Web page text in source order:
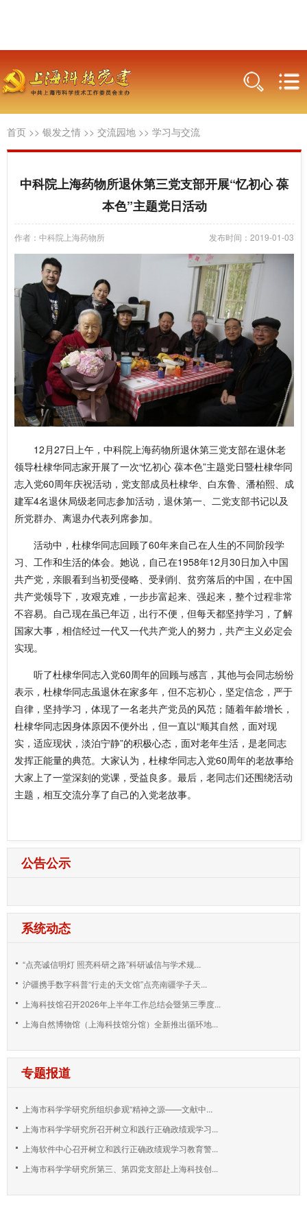
首页 >> 银发之情 >> 交流园地 >> 学习与交流
中科院上海药物所退休第三党支部开展“忆初心 葆
本色”主题党日活动
作者：中科院上海药物所 发布时间：2019-01-03
12月27日上午，中科院上海药物所退休第三党支部在退休老
领导杜棣华同志家开展了一次“忆初心 葆本色”主题党日暨杜棣华同
志入党60周年庆祝活动，党支部成员杜棣华、白东鲁、潘柏熙、成
建军4名退休局级老同志参加活动，退休第一、二党支部书记以及
所党群办、离退办代表列席参加。
活动中，杜棣华同志回顾了60年来自己在人生的不同阶段学
习、工作和生活的体会。她说，自己在1958年12月30日加入中国
共产党，亲眼看到当初受侵略、受剥削、贫穷落后的中国，在中国
共产党领导下，攻艰克难，一步步富起来、强起来，整个过程非常
不容易。自己现在虽已年迈，出行不便，但每天都坚持学习，了解
国家大事，相信经过一代又一代共产党人的努力，共产主义必定会
实现。
听了杜棣华同志入党60周年的回顾与感言，其他与会同志纷纷
表示，杜棣华同志虽退休在家多年，但不忘初心，坚定信念，严于
自律，坚持学习，体现了一名老共产党员的风范；随着年龄增长，
杜棣华同志因身体原因不便外出，但一直以“顺其自然，面对现
实，适应现状，淡泊宁静”的积极心态，面对老年生活，是老同志
发挥正能量的典范。大家认为，杜棣华同志入党60周年的老故事给
大家上了一堂深刻的党课，受益良多。最后，老同志们还围绕活动
主题，相互交流分享了自己的入党老故事。
公告公示
系统动态
“点亮诚信明灯 照亮科研之路”科研诚信与学术规...
沪疆携手数字科普“行走的天文馆”点亮南疆学子天...
上海科技馆召开2026年上半年工作总结会暨第三季度...
上海自然博物馆（上海科技馆分馆）全新推出循环地...
专题报道
上海市科学学研究所组织参观“精神之源——文献中...
上海市科学学研究所召开树立和践行正确政绩观学习...
上海软件中心召开树立和践行正确政绩观学习教育警...
上海市科学学研究所第三、第四党支部赴上海科技创...